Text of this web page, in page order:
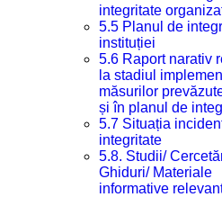
integritate
5.5 Planul de
instituției
5.6 Raport narativ
la stadiul
măsurilor
și în planul de
5.7 Situația
integritate
5.8. Studii/
Ghiduri/ Materiale
informative